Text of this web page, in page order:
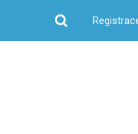
Hledat